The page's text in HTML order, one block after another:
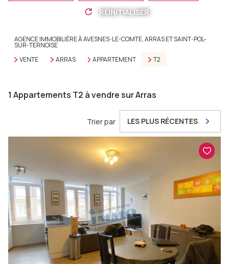
RÉINITIALISER
AGENCE IMMOBILIÈRE À AVESNES-LE-COMTE, ARRAS ET SAINT-POL-
SUR-TERNOISE
VENTE
ARRAS APPARTEMENT T2
1 Appartements T2 à vendre sur Arras
Trier par LES PLUS RÉCENTES